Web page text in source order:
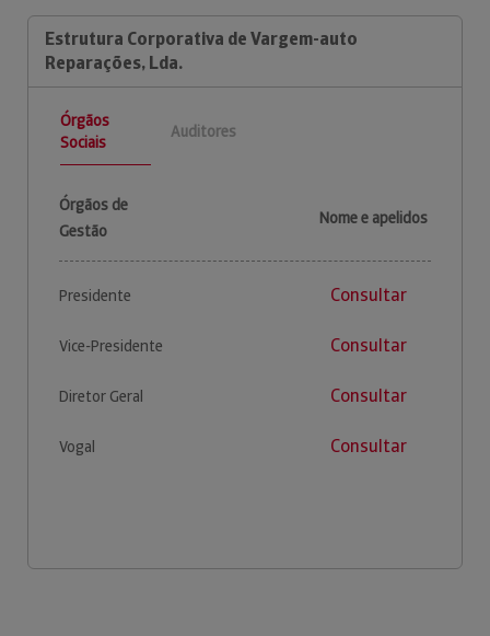
Estrutura Corporativa de Vargem-auto
Reparações, Lda.
Órgãos
Sociais
Auditores
Órgãos de
Gestão
Nome e apelidos
Presidente Consultar
Vice-Presidente Consultar
Diretor Geral Consultar
Vogal Consultar